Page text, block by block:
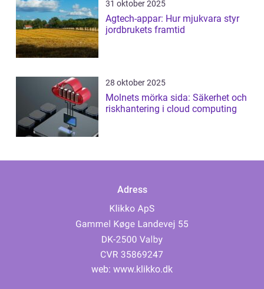
31 oktober 2025
Agtech-appar: Hur mjukvara styr
jordbrukets framtid
28 oktober 2025
Molnets mörka sida: Säkerhet och
riskhantering i cloud computing
Adress
web: www.klikko.dk